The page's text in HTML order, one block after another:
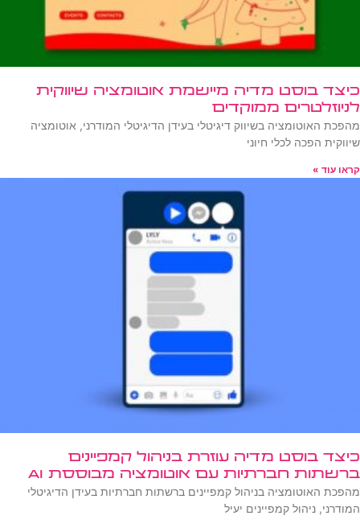
כיצד בוסט מדיה מיישמת אוטומציה שיווקית
לניוזלטרים ממוקדים
מהפכת האוטומציה בשיווק דיגיטלי בעידן הדיגיטלי המודרני, אוטומציה
שיווקית הפכה לכלי חיוני
קראו עוד »
כיצד בוסט מדיה עוזרת בניהול קמפיינים
ברשתות חברתיות עם אוטומציה מבוססת AI
מהפכת האוטומציה בניהול קמפיינים ברשתות חברתיות בעידן הדיגיטלי
המודרני, ניהול קמפיינים יעיל